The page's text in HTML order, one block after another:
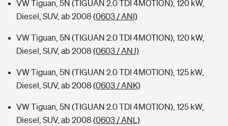
VW Tiguan, 5N (TIGUAN 2.0 TDI 4MOTION), 120 kW,
Diesel, SUV, ab 2008 (0603 / ANI)
VW Tiguan, 5N (TIGUAN 2.0 TDI 4MOTION), 120 kW,
Diesel, SUV, ab 2008 (0603 / ANJ)
VW Tiguan, 5N (TIGUAN 2.0 TDI 4MOTION), 125 kW,
Diesel, SUV, ab 2008 (0603 / ANK)
VW Tiguan, 5N (TIGUAN 2.0 TDI 4MOTION), 125 kW,
Diesel, SUV, ab 2008 (0603 / ANL)